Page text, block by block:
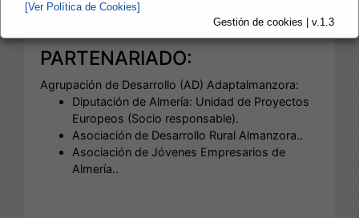
[Ver Política de Cookies]
Gestión de cookies | v.1.3
el Almanzora" (Tic@l).
PARTENARIADO:
Agrupación de Desarrollo (AD) Adaptalmanzora:
Diputación de Almería: Unidad de Proyectos
Europeos (Socio responsable).
Asociación de Desarrollo Rural Almanzora..
Asociación de Jóvenes Empresarios de
Almería..